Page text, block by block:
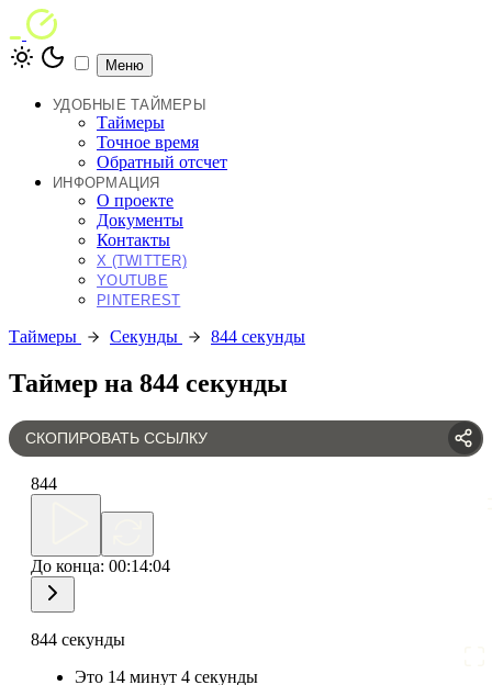
Меню
УДОБНЫЕ ТАЙМЕРЫ
Таймеры
Точное время
Обратный отсчет
ИНФОРМАЦИЯ
О проекте
Документы
Контакты
X (TWITTER)
YOUTUBE
PINTEREST
Таймеры Секунды 844 секунды
Таймер на 844 секунды
СКОПИРОВАТЬ ССЫЛКУ
844
До конца: 00:14:04
844 секунды
Это 14 минут 4 секунды